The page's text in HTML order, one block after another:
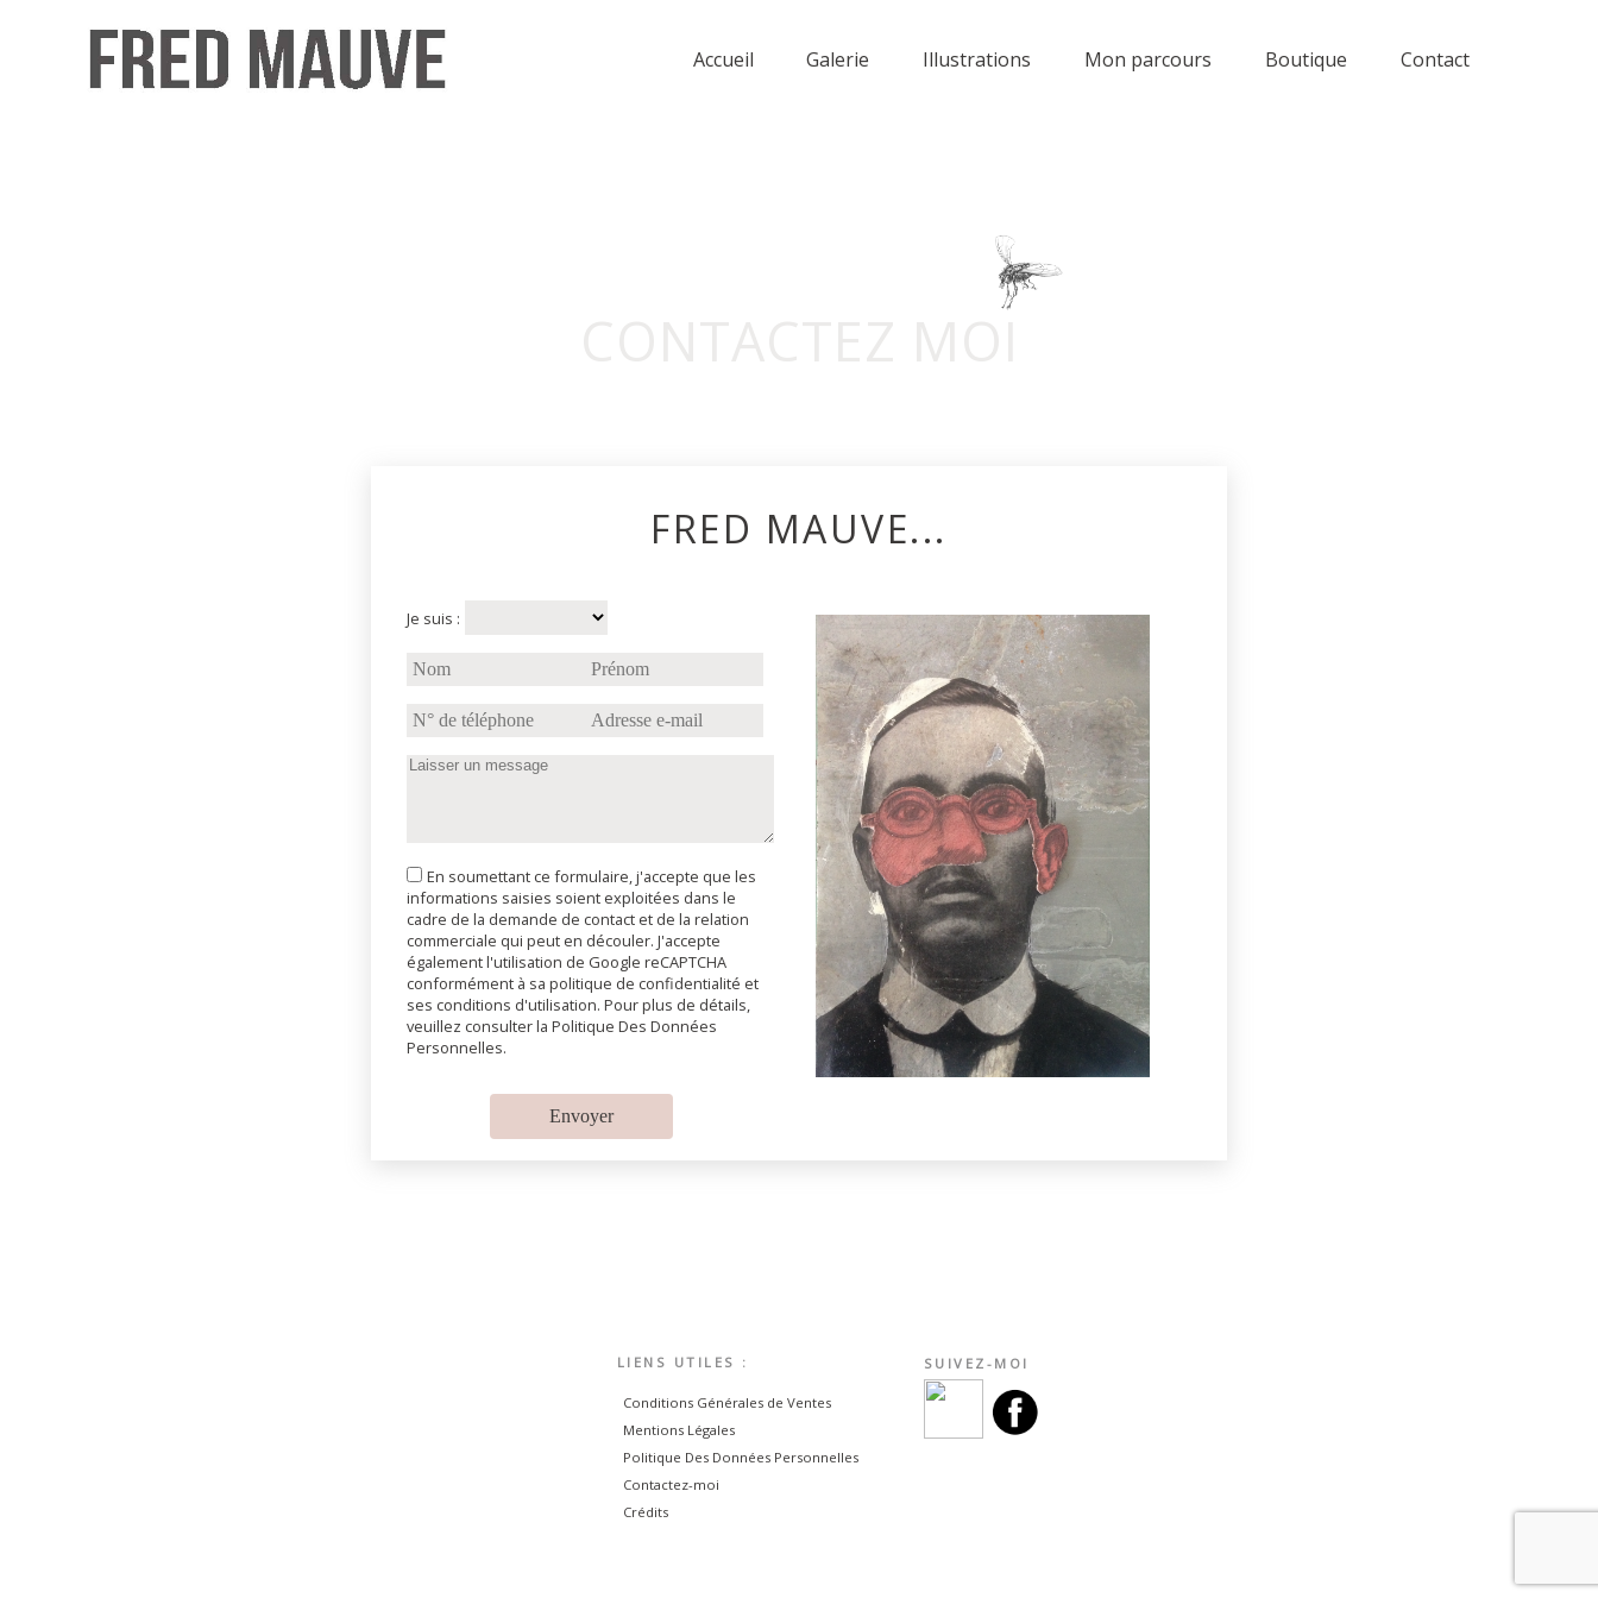
Accueil Galerie Illustrations Mon parcours Boutique Contact
FRED MAUVE...
Je suis :
En soumettant ce formulaire, j'accepte que les
informations saisies soient exploitées dans le
cadre de la demande de contact et de la relation
commerciale qui peut en découler. J'accepte
également l'utilisation de Google reCAPTCHA
conformément à sa politique de confidentialité et
ses conditions d'utilisation. Pour plus de détails,
veuillez consulter la Politique Des Données
Personnelles.
Envoyer
LIENS UTILES :
Conditions Générales de Ventes
Mentions Légales
Politique Des Données Personnelles
Contactez-moi
Crédits
SUIVEZ-MOI